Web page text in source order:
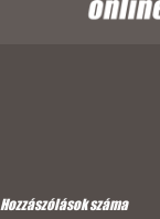
Hozzászólások száma